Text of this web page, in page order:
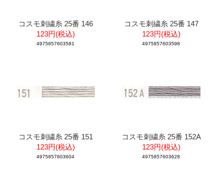
コスモ刺繍糸 25番 146
123円(税込)
4975857603581
コスモ刺繍糸 25番 147
123円(税込)
4975857603598
コスモ刺繍糸 25番 151
123円(税込)
4975857603604
コスモ刺繍糸 25番 152A
123円(税込)
4975857603628